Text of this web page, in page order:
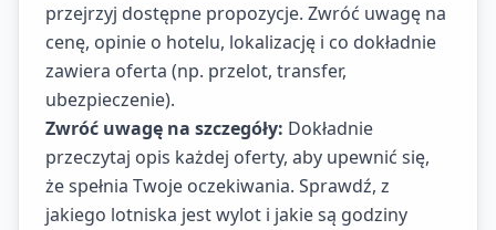
przejrzyj dostępne propozycje. Zwróć uwagę na
cenę, opinie o hotelu, lokalizację i co dokładnie
zawiera oferta (np. przelot, transfer,
ubezpieczenie).
Zwróć uwagę na szczegóły: Dokładnie
przeczytaj opis każdej oferty, aby upewnić się,
że spełnia Twoje oczekiwania. Sprawdź, z
jakiego lotniska jest wylot i jakie są godziny